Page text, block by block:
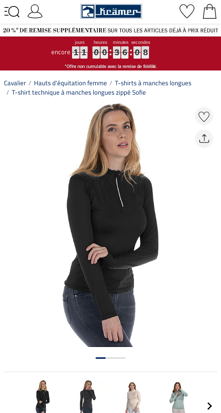
encore 1
1
1
1 1
1
1
1 0
0
0
0 0
0
0
0 3
3
3
3 6
6
6
6 0
0
0
0 7
7
7
7
Cavalier Hauts d'équitation femme
T-shirts à manches longues
T-shirt technique à manches longues zippé Sofie